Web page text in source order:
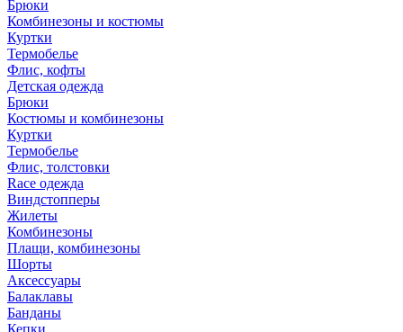
Брюки
Комбинезоны и костюмы
Куртки
Термобелье
Флис, кофты
Детская одежда
Брюки
Костюмы и комбинезоны
Куртки
Термобелье
Флис, толстовки
Race одежда
Виндстопперы
Жилеты
Комбинезоны
Плащи, комбинезоны
Шорты
Аксессуары
Балаклавы
Банданы
Кепки